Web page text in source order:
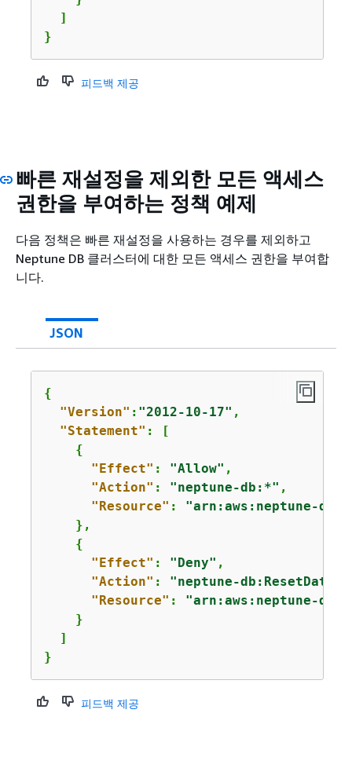
  ]
}
피드백 제공
빠른 재설정을 제외한 모든 액세스
권한을 부여하는 정책 예제
다음 정책은 빠른 재설정을 사용하는 경우를 제외하고
Neptune DB 클러스터에 대한 모든 액세스 권한을 부여합
니다.
JSON
{
"Version" : "2012-10-17" ,
"Statement" : [
{
"Effect" : "Allow" ,
"Action" : "neptune-db:*" ,
"Resource" : "arn:aws:neptune-db:
    },
{
"Effect" : "Deny" ,
"Action" : "neptune-
"Resource" : "arn:aws:neptune-db:
    }
  ]
}
피드백 제공